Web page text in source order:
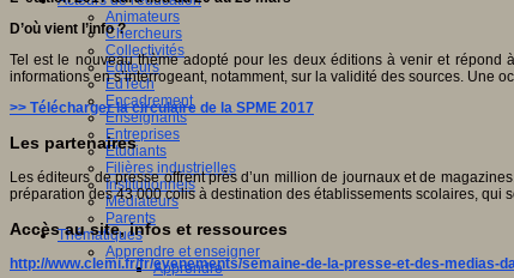
Animateurs
Chercheurs
Collectivités
Editeurs
EdTech
Encadrement
Enseignants
Entreprises
Etudiants
Filières industrielles
Institutionnels
Médiateurs
Parents
Thématiques
Apprendre et enseigner
Apprendre
D’où vient l’info ?
Tel est le nouveau thème adopté pour les deux éditions à venir et répond
informations en s’interrogeant, notamment, sur la validité des sources. Une
>> Télécharger la circulaire de la SPME 2017
Les partenaires
Les éditeurs de presse offrent près d’un million de journaux et de
préparation des 43 000 colis à destination des établissements scolaires,
Accès au site, infos et ressources
http://www.clemi.fr/fr/evenements/semaine-de-la-presse-et-des-medias-